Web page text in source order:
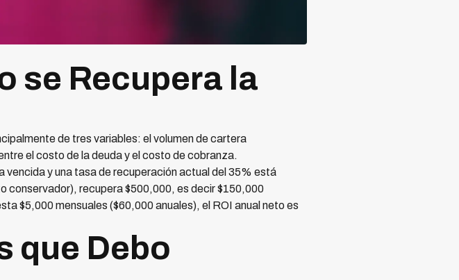
se Recupera la
de tres variables: el volumen de cartera
el costo de la deuda y el costo de cobranza.
y una tasa de recuperación actual del 35% está
conservador), recupera $500,000, es decir $150,000
$5,000 mensuales ($60,000 anuales), el ROI anual neto es
que Debo